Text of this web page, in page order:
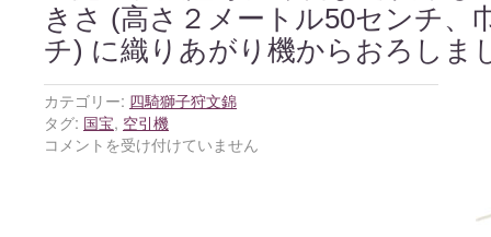
きさ (高さ２メートル50センチ、
チ) に織りあがり機からおろしま
カテゴリー: 四騎獅子狩文錦
タグ: 国宝, 空引機
コメントを受け付けていません